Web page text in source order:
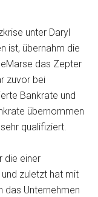
unter Daryl
ist, übernahm die
das Zepter
zuvor bei
Bankrate und
übernommen
qualifiziert.
die einer
zuletzt hat mit
das Unternehmen